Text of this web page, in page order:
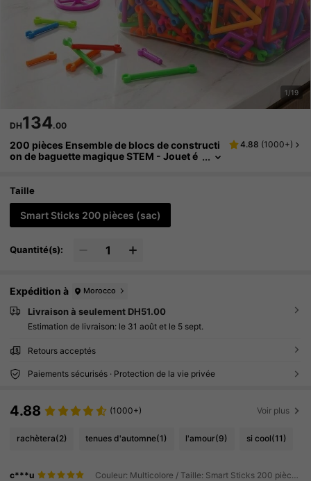
1/19
DH134.00
200 pièces Ensemble de blocs de constructi
on de baguette magique STEM - Jouet é
nierie, multicolore et formes, cadeau parfait
pour l'anniversaire et les fêtes
4.88 (1000+)
Taille
Smart Sticks 200 pièces (sac)
Quantité(s):
Expédition à Morocco
Livraison à seulement DH51.00
Estimation de livraison: le 31 août et le 5 sept.
Retours acceptés
Paiements sécurisés · Protection de la vie privée
4.88 (1000+) Voir plus
rachètera(2) tenues d'automne(1) l'amour(9) si cool(11)
c***u